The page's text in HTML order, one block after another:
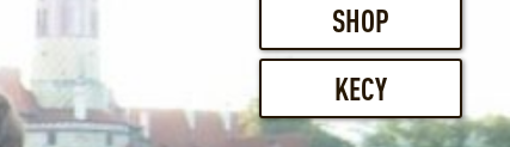
SHOP
KECY